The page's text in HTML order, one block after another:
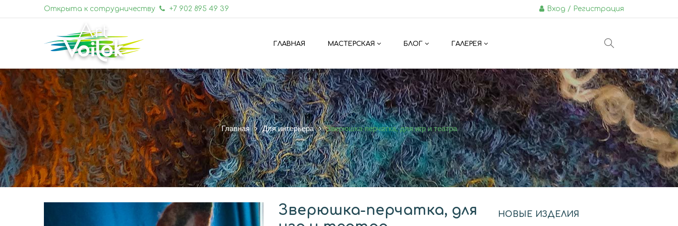
Открыта к сотрудничеству +7 902 895 49 39 Вход / Регистрация
ГЛАВНАЯ МАСТЕРСКАЯ БЛОГ ГАЛЕРЕЯ
Главная Для интерьера Зверюшка-перчатка, для игр и театра
Зверюшка-перчатка, для
НОВЫЕ ИЗДЕЛИЯ